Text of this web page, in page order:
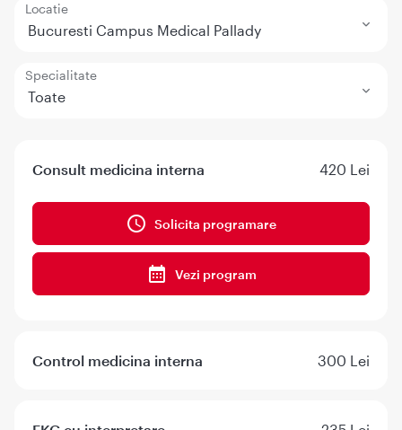
Locatie
Bucuresti Campus Medical Pallady
Specialitate
Toate
Consult medicina interna 420 Lei
Solicita programare
Vezi program
Control medicina interna 300 Lei